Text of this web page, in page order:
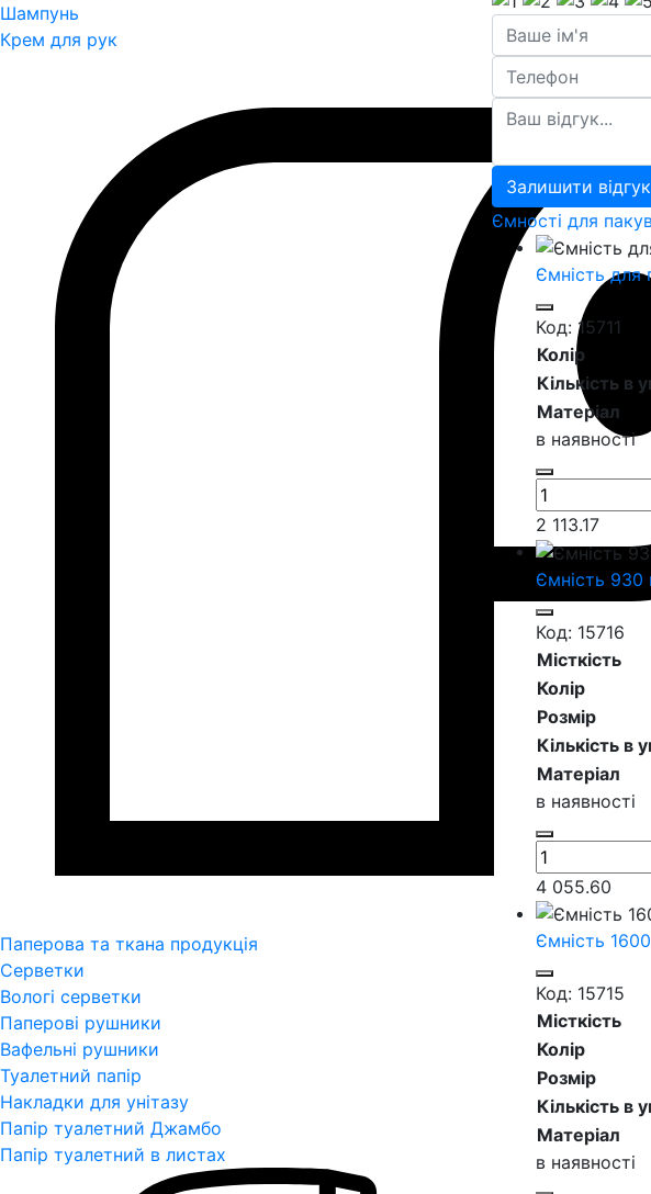
Шампунь
Крем для рук
Паперова та ткана продукція
Серветки
Вологі серветки
Паперові рушники
Вафельні рушники
Туалетний папір
Накладки для унітазу
Папір туалетний Джамбо
Папір туалетний в листах
Залишити відгук
Ємності для
Ємність для
Код: 15711
Колір
Кількість в
Матеріал
в наявності
2 113.17
Ємність
Код: 15716
Місткість
Колір
Розмір
Кількість в
Матеріал
в наявності
4 055.60
Ємність
Код: 15715
Місткість
Колір
Розмір
Кількість в
Матеріал
в наявності